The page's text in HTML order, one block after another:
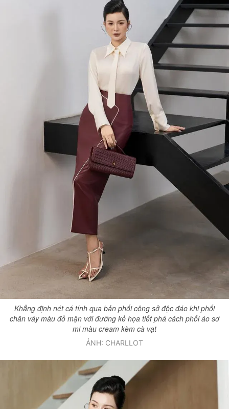
Khẳng định nét cá tính qua bản phối công sở độc đáo khi phối
chân váy màu đỏ mận với đường kẻ họa tiết phá cách phối áo sơ
mi màu cream kèm cà vạt
ẢNH: CHARLLOT